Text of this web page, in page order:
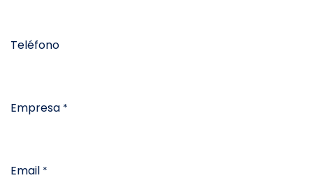
Teléfono
Empresa *
Email *